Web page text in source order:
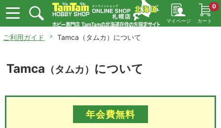
マイページ カート
0
ご利用ガイド Tamca（タムカ）について
Tamca （タムカ） について
年会費無料